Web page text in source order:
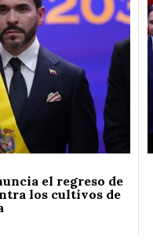
el regreso de
los cultivos de